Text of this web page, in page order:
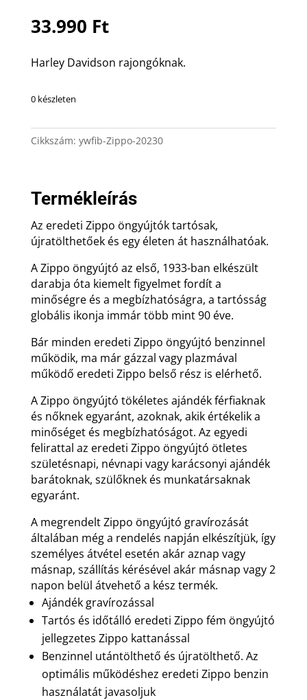
33.990 Ft
Harley Davidson rajongóknak.
0 készleten
Cikkszám: ywfib-Zippo-20230
Termékleírás
Az eredeti Zippo öngyújtók tartósak,
újratölthetőek és egy életen át használhatóak.
A Zippo öngyújtó az első, 1933-ban elkészült
darabja óta kiemelt figyelmet fordít a
minőségre és a megbízhatóságra, a tartósság
globális ikonja immár több mint 90 éve.
Bár minden eredeti Zippo öngyújtó benzinnel
működik, ma már gázzal vagy plazmával
működő eredeti Zippo belső rész is elérhető.
A Zippo öngyújtó tökéletes ajándék férfiaknak
és nőknek egyaránt, azoknak, akik értékelik a
minőséget és megbízhatóságot. Az egyedi
felirattal az eredeti Zippo öngyújtó ötletes
születésnapi, névnapi vagy karácsonyi ajándék
barátoknak, szülőknek és munkatársaknak
egyaránt.
A megrendelt Zippo öngyújtó gravírozását
általában még a rendelés napján elkészítjük, így
személyes átvétel esetén akár aznap vagy
másnap, szállítás kérésével akár másnap vagy 2
napon belül átvehető a kész termék.
Ajándék gravírozással
Tartós és időtálló eredeti Zippo fém öngyújtó
jellegzetes Zippo kattanással
Benzinnel utántölthető és újratölthető. Az
optimális működéshez eredeti Zippo benzin
használatát javasoljuk